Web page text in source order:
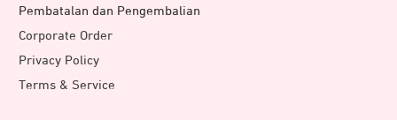
Pembatalan dan Pengembalian
Corporate Order
Privacy Policy
Terms & Service